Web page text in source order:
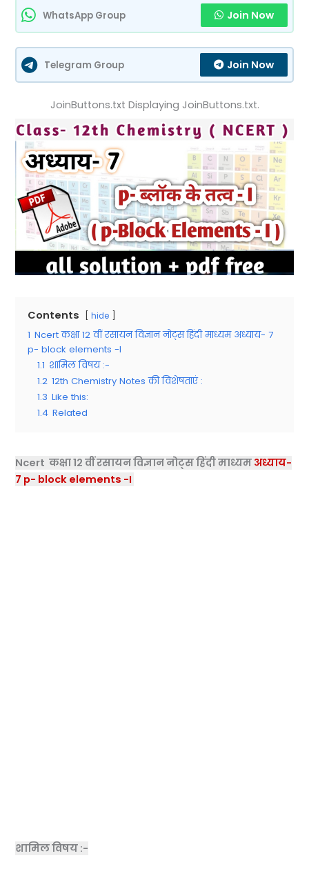
WhatsApp Group Join Now
Telegram Group Join Now
JoinButtons.txt Displaying JoinButtons.txt.
Contents hide
1 Ncert कक्षा 12 वीं रसायन विज्ञान नोट्स हिंदी माध्यम अध्याय- 7
p- block elements -I
1.1 शामिल विषय :-
1.2 12th Chemistry Notes की विशेषताएं :
1.3 Like this:
1.4 Related
Ncert कक्षा 12 वीं रसायन विज्ञान नोट्स हिंदी माध्यम अध्याय-
7 p- block elements -I
शामिल विषय :-